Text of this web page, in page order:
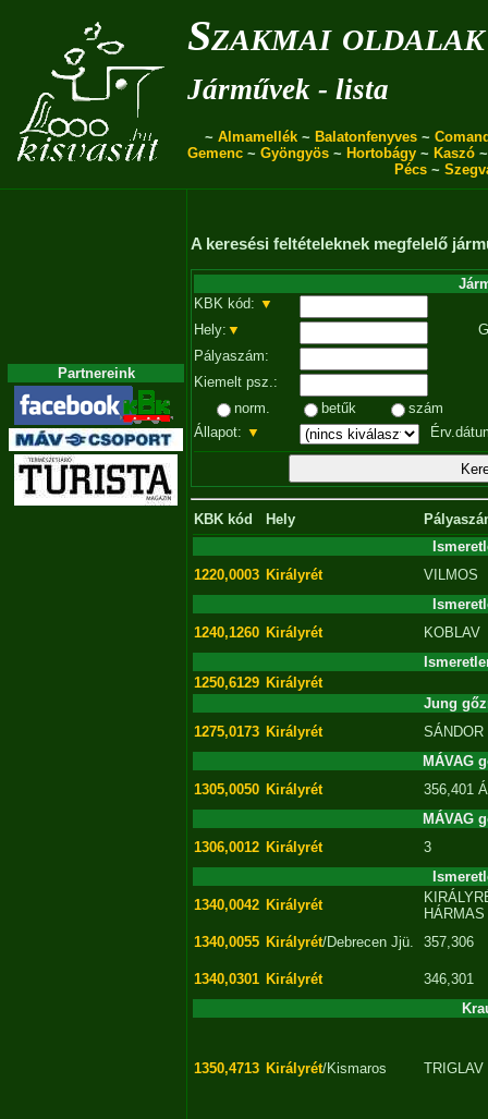
Szakmai oldalak
Járművek - lista
~ Almamellék ~ Balatonfenyves ~
Gemenc ~ Gyöngyös ~ Hortobágy ~ Kaszó
Pécs ~
Partnereink
A keresési feltételeknek megfelelő
KBK kód: ▼
Hely: ▼
Pályaszám:
Kiemelt psz.:
norm.
betűk
szám
Állapot: ▼
KBK kód Hely
1220,0003 Királyrét
VILMOS
1240,1260 Királyrét
KOBLAV
1250,6129 Királyrét
Jung
1275,0173 Királyrét
SÁNDOR
MÁVAG
1305,0050 Királyrét
356,401
MÁVAG
1306,0012 Királyrét
3
1340,0042 Királyrét
HÁRMAS
1340,0055 Királyrét/Debrecen Jjü. 357,306
1340,0301 Királyrét
346,301
1350,4713 Királyrét/Kismaros TRIGLAV